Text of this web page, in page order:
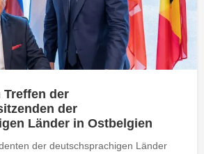
der
der
Länder in Ostbelgien
der deutschsprachigen Länder